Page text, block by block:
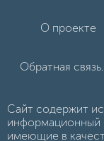
О проекте
Обратная связь.
Сайт содержит
информационный
имеющие в